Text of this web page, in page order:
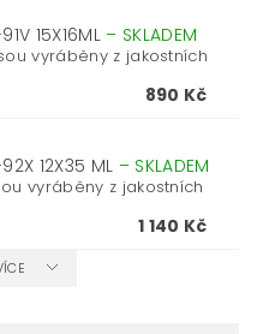
15X16ML – SKLADEM
vyráběny z jakostních
890 Kč
92X 12X35 ML – SKLADEM
vyráběny z jakostních
1 140 Kč